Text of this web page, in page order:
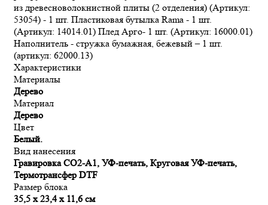
из древесноволокнистной плиты (2 отделения) (Артикул:
53054) - 1 шт. Пластиковая бутылка Rama - 1 шт.
(Артикул: 14014.01) Плед Арго- 1 шт. (Артикул: 16000.01)
Наполнитель - стружка бумажная, бежевый – 1 шт.
(артикул: 62000.13)
Характеристики
Материалы
Дерево
Материал
Дерево
Цвет
Белый.
Вид нанесения
Гравировка CO2-А1, УФ-печать, Круговая УФ-печать,
Термотрансфер DTF
Размер блока
35,5 х 23,4 х 11,6 см